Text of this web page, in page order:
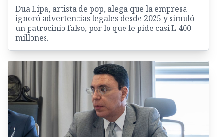
Dua Lipa, artista de pop, alega que la empresa
ignoró advertencias legales desde 2025 y simuló
un patrocinio falso, por lo que le pide casi L 400
millones.